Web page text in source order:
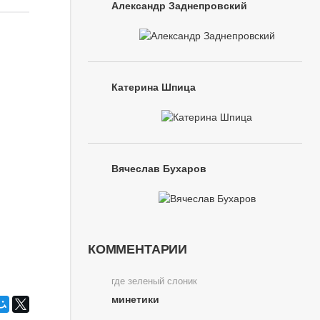
Александр Заднепровский
Катерина Шпица
Вячеслав Бухаров
КОММЕНТАРИИ
где зеленый слоник
минетики